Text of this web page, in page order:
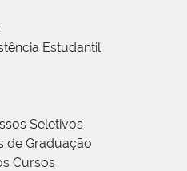
Estudantil
Seletivos
de Graduação
Cursos